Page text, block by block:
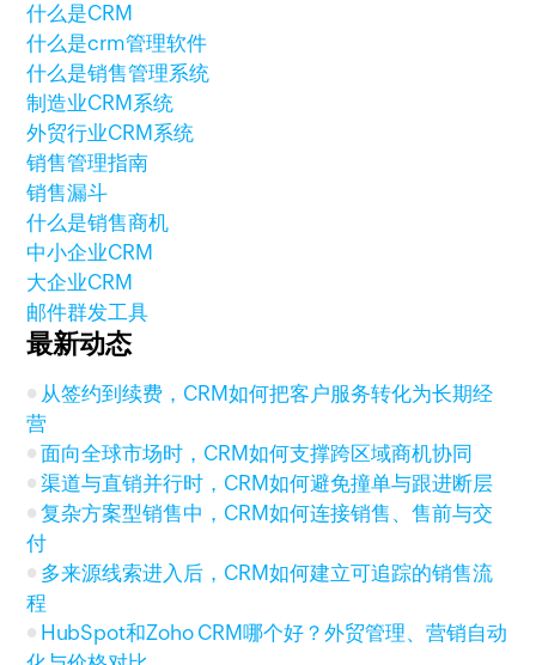
什么是CRM
什么是crm管理软件
什么是销售管理系统
制造业CRM系统
外贸行业CRM系统
销售管理指南
销售漏斗
什么是销售商机
中小企业CRM
大企业CRM
邮件群发工具
最新动态
从签约到续费，CRM如何把客户服务转化为长期经
营
面向全球市场时，CRM如何支撑跨区域商机协同
渠道与直销并行时，CRM如何避免撞单与跟进断层
复杂方案型销售中，CRM如何连接销售、售前与交
付
多来源线索进入后，CRM如何建立可追踪的销售流
程
HubSpot和Zoho CRM哪个好？外贸管理、营销自动